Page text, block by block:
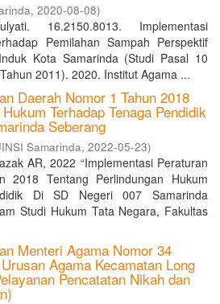
, 2020-08-08)
16.2150.8013. Implementasi
Pemilahan Sampah Perspektif
Kota Samarinda (Studi Pasal 10
2011). 2020. Institut Agama ...
Daerah Nomor 1 Tahun 2018
Terhadap Tenaga Pendidik
Seberang
Samarinda, 2022-05-23)
AR, 2022 “Implementasi Peraturan
2018 Tentang Perlindungan Hukum
Di SD Negeri 007 Samarinda
Studi Hukum Tata Negara, Fakultas
Menteri Agama Nomor 34
Agama Kecamatan Long
Pencatatan Nikah dan